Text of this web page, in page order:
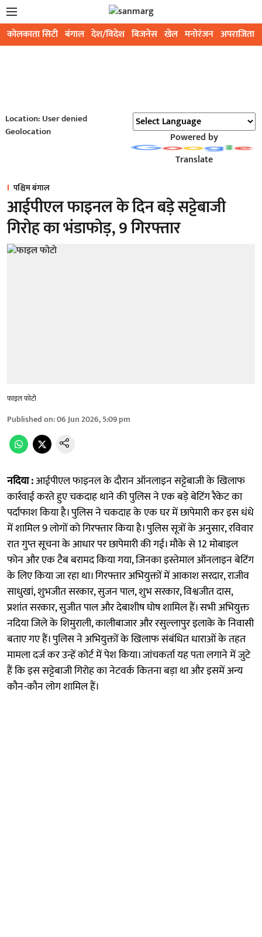
कोलकाता सिटी बंगाल देश/विदेश बिजनेस खेल मनोरंजन अपराजिता
Location: User denied
Geolocation
Powered by
Translate
पश्चिम बंगाल
आईपीएल फाइनल के दिन बड़े सट्टेबाजी
गिरोह का भंडाफोड़, 9 गिरफ्तार
फाइल फोटो
Published on:06 Jun 2026, 5:09 pm
नदिया :आईपीएल फाइनल के दौरान ऑनलाइन सट्टेबाजी के खिलाफ
कार्रवाई करते हुए चकदाह थाने की पुलिस ने एक बड़े बेटिंग रैकेट का
पर्दाफाश किया है। पुलिस ने चकदाह के एक घर में छापेमारी कर इस धंधे
में शामिल 9 लोगों को गिरफ्तार किया है। पुलिस सूत्रों के अनुसार, रविवार
रात गुप्त सूचना के आधार पर छापेमारी की गई। मौके से 12 मोबाइल
फोन और एक टैब बरामद किया गया, जिनका इस्तेमाल ऑनलाइन बेटिंग
के लिए किया जा रहा था। गिरफ्तार अभियुक्तों में आकाश सरदार, राजीव
साधुखां, शुभजीत सरकार, सुजन पाल, शुभ सरकार, विश्वजीत दास,
प्रशांत सरकार, सुजीत पाल और देबाशीष घोष शामिल हैं। सभी अभियुक्त
नदिया जिले के शिमुराली, कालीबाजार और रसुल्लापुर इलाके के निवासी
बताए गए हैं। पुलिस ने अभियुक्तों के खिलाफ संबंधित धाराओं के तहत
मामला दर्ज कर उन्हें कोर्ट में पेश किया। जांचकर्ता यह पता लगाने में जुटे
हैं कि इस सट्टेबाजी गिरोह का नेटवर्क कितना बड़ा था और इसमें अन्य
कौन-कौन लोग शामिल हैं।